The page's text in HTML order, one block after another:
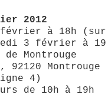
2012
février à 18h
3 février à 19
Montrouge
92120 Montrouge
4)
de 10h à 19h